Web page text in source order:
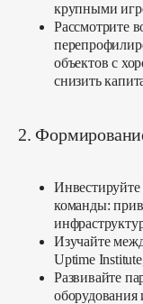
крупными
Рассмотрите
объектов с
снизить
2.
Инвестируйте
команды:
Изучайте
Uptime
Развивайте